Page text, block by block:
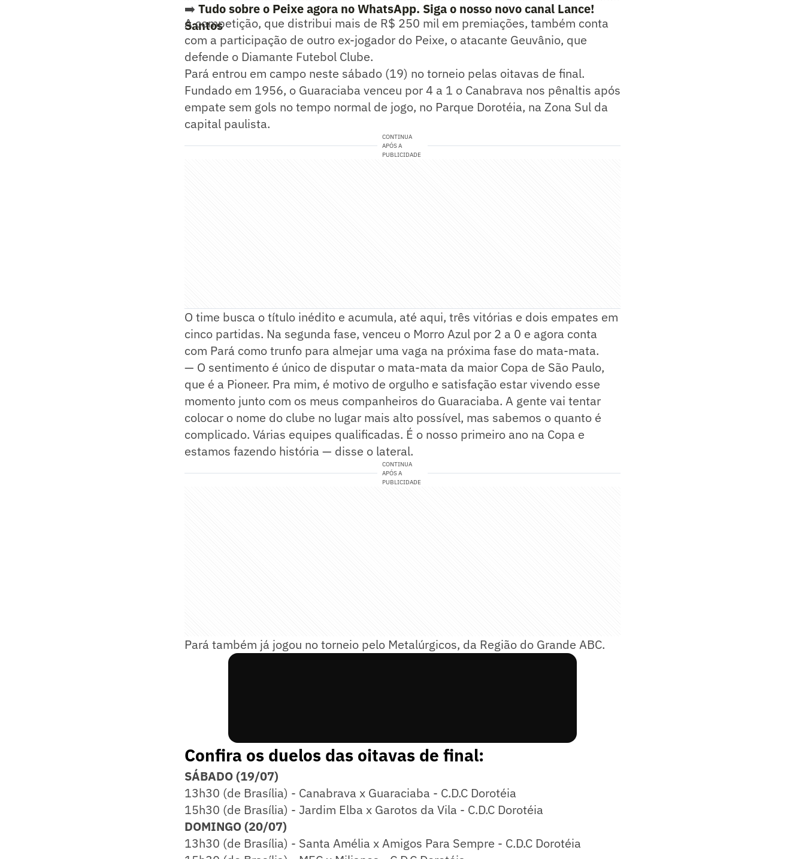
➡️ Tudo sobre o Peixe agora no WhatsApp. Siga o nosso novo canal Lance!
Santos
A competição, que distribui mais de R$ 250 mil em premiações, também conta
com a participação de outro ex-jogador do Peixe, o atacante Geuvânio, que
defende o Diamante Futebol Clube.
Pará entrou em campo neste sábado (19) no torneio pelas oitavas de final.
Fundado em 1956, o Guaraciaba venceu por 4 a 1 o Canabrava nos pênaltis após
empate sem gols no tempo normal de jogo, no Parque Dorotéia, na Zona Sul da
capital paulista.
CONTINUA
APÓS A
PUBLICIDADE
O time busca o título inédito e acumula, até aqui, três vitórias e dois empates em
cinco partidas. Na segunda fase, venceu o Morro Azul por 2 a 0 e agora conta
com Pará como trunfo para almejar uma vaga na próxima fase do mata-mata.
— O sentimento é único de disputar o mata-mata da maior Copa de São Paulo,
que é a Pioneer. Pra mim, é motivo de orgulho e satisfação estar vivendo esse
momento junto com os meus companheiros do Guaraciaba. A gente vai tentar
colocar o nome do clube no lugar mais alto possível, mas sabemos o quanto é
complicado. Várias equipes qualificadas. É o nosso primeiro ano na Copa e
estamos fazendo história — disse o lateral.
CONTINUA
APÓS A
PUBLICIDADE
Pará também já jogou no torneio pelo Metalúrgicos, da Região do Grande ABC.
Confira os duelos das oitavas de final:
SÁBADO (19/07)
13h30 (de Brasília) - Canabrava x Guaraciaba - C.D.C Dorotéia
15h30 (de Brasília) - Jardim Elba x Garotos da Vila - C.D.C Dorotéia
DOMINGO (20/07)
13h30 (de Brasília) - Santa Amélia x Amigos Para Sempre - C.D.C Dorotéia